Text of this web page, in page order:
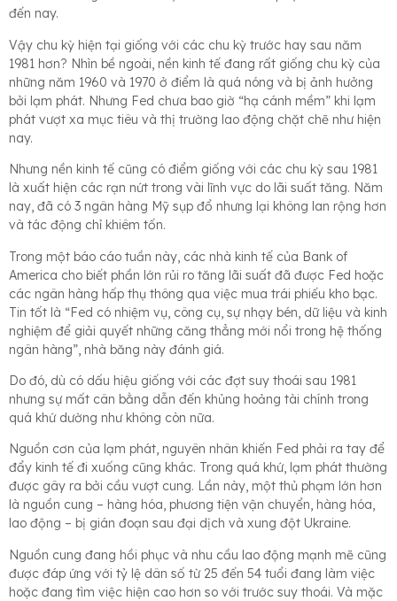
đến nay.
Vậy chu kỳ hiện tại giống với các chu kỳ trước hay sau năm
1981 hơn? Nhìn bề ngoài, nền kinh tế đang rất giống chu kỳ của
những năm 1960 và 1970 ở điểm là quá nóng và bị ảnh hưởng
bởi lạm phát. Nhưng Fed chưa bao giờ “hạ cánh mềm” khi lạm
phát vượt xa mục tiêu và thị trường lao động chặt chẽ như hiện
nay.
Nhưng nền kinh tế cũng có điểm giống với các chu kỳ sau 1981
là xuất hiện các rạn nứt trong vài lĩnh vực do lãi suất tăng. Năm
nay, đã có 3 ngân hàng Mỹ sụp đổ nhưng lại không lan rộng hơn
và tác động chỉ khiêm tốn.
Trong một báo cáo tuần này, các nhà kinh tế của Bank of
America cho biết phần lớn rủi ro tăng lãi suất đã được Fed hoặc
các ngân hàng hấp thụ thông qua việc mua trái phiếu kho bạc.
Tin tốt là “Fed có nhiệm vụ, công cụ, sự nhạy bén, dữ liệu và kinh
nghiệm để giải quyết những căng thẳng mới nổi trong hệ thống
ngân hàng”, nhà băng này đánh giá.
Do đó, dù có dấu hiệu giống với các đợt suy thoái sau 1981
nhưng sự mất cân bằng dẫn đến khủng hoảng tài chính trong
quá khứ dường như không còn nữa.
Nguồn cơn của lạm phát, nguyên nhân khiến Fed phải ra tay để
đẩy kinh tế đi xuống cũng khác. Trong quá khứ, lạm phát thường
được gây ra bởi cầu vượt cung. Lần này, một thủ phạm lớn hơn
là nguồn cung – hàng hóa, phương tiện vận chuyển, hàng hóa,
lao động – bị gián đoạn sau đại dịch và xung đột Ukraine.
Nguồn cung đang hồi phục và nhu cầu lao động mạnh mẽ cũng
được đáp ứng với tỷ lệ dân số từ 25 đến 54 tuổi đang làm việc
hoặc đang tìm việc hiện cao hơn so với trước suy thoái. Và mặc